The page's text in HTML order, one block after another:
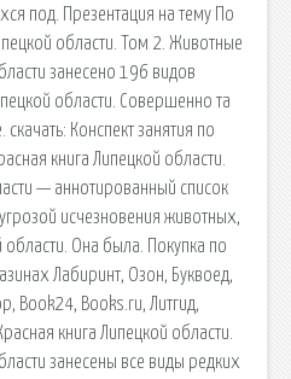
под. Презентация на тему По
области. Том 2. Животные
занесено 196 видов
области. Совершенно та
Конспект занятия по
книга Липецкой области.
— аннотированный список
исчезновения животных,
области. Она была. Покупка по
Лабиринт, Озон, Буквоед,
Book24, Books.ru, Литгид,
книга Липецкой области.
занесены все виды редких